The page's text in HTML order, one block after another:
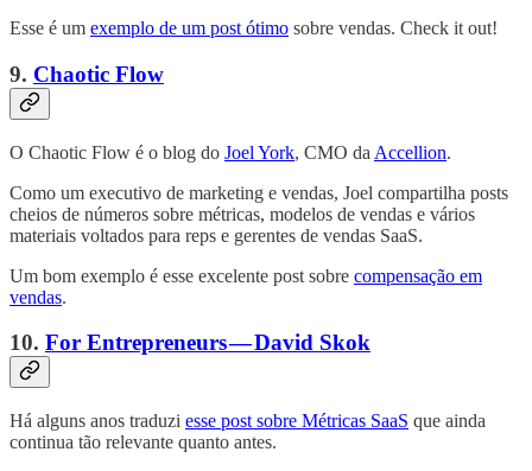
Esse é um exemplo de um post ótimo sobre vendas. Check it out!
9. Chaotic Flow
O Chaotic Flow é o blog do Joel York, CMO da Accellion.
Como um executivo de marketing e vendas, Joel compartilha posts
cheios de números sobre métricas, modelos de vendas e vários
materiais voltados para reps e gerentes de vendas SaaS.
Um bom exemplo é esse excelente post sobre compensação em
vendas.
10. For Entrepreneurs — David Skok
Há alguns anos traduzi esse post sobre Métricas SaaS que ainda
continua tão relevante quanto antes.